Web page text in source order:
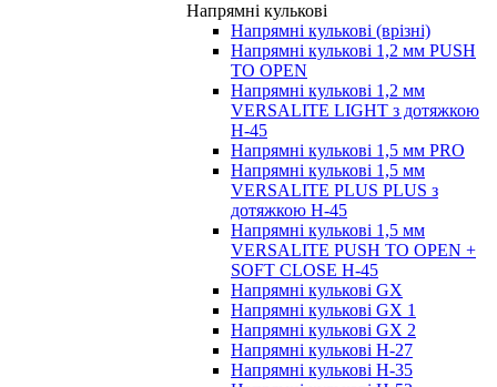
Напрямні кулькові
Напрямні кулькові (врізні)
Напрямні кулькові 1,2 мм PUSH
TO OPEN
Напрямні кулькові 1,2 мм
VERSALITE LIGHT з дотяжкою
H-45
Напрямні кулькові 1,5 мм PRO
Напрямні кулькові 1,5 мм
VERSALITE PLUS PLUS з
дотяжкою H-45
Напрямні кулькові 1,5 мм
VERSALITE PUSH TO OPEN +
SOFT CLOSE H-45
Напрямні кулькові GX
Напрямні кулькові GX 1
Напрямні кулькові GX 2
Напрямні кулькові H-27
Напрямні кулькові H-35